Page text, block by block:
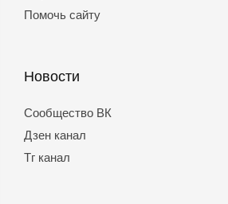
Помочь сайту
Новости
Сообщество ВК
Дзен канал
Тг канал